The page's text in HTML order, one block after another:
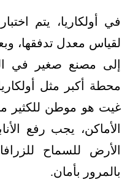
في أولكاريا، يتم
لقياس معدل تدفقها،
إلى مصنع صغير في
غيت هو موطن للكثير
الأماكن، يجب رفع
الأرض للسماح
بالمرور بأمان.